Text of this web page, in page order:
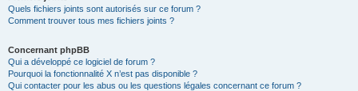
Quels fichiers joints sont autorisés sur ce forum ?
Comment trouver tous mes fichiers joints ?
Concernant phpBB
Qui a développé ce logiciel de forum ?
Pourquoi la fonctionnalité X n’est pas disponible ?
Qui contacter pour les abus ou les questions légales concernant ce forum ?